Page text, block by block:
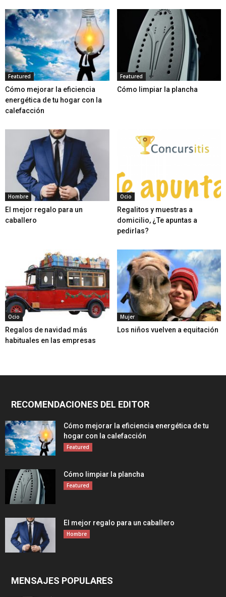
Featured
Cómo mejorar la eficiencia
energética de tu hogar con la
calefacción
Featured
Cómo limpiar la plancha
Hombre
El mejor regalo para un
caballero
Ocio
Regalitos y muestras a
domicilio, ¿Te apuntas a
pedirlas?
Ocio
Regalos de navidad más
habituales en las empresas
Mujer
Los niños vuelven a equitación
RECOMENDACIONES DEL EDITOR
Cómo mejorar la eficiencia energética de tu
hogar con la calefacción
Featured
Cómo limpiar la plancha
Featured
El mejor regalo para un caballero
Hombre
MENSAJES POPULARES